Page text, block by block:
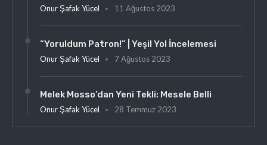
Onur Şafak Yücel 11 Ağustos 2023
“Yoruldum Patron!” | Yeşil Yol İncelemesi
Onur Şafak Yücel 7 Ağustos 2023
Melek Mosso’dan Yeni Tekli: Mesele Belli
Onur Şafak Yücel 28 Temmuz 2023